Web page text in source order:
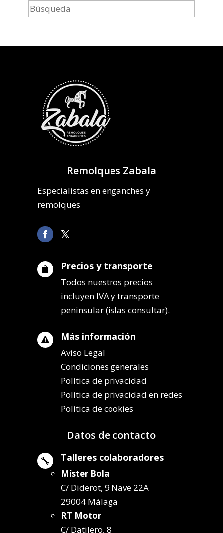
Remolques Zabala
Especialistas en enganches y
remolques
 Precios y transporte
Todos nuestros precios
incluyen IVA y transporte
peninsular (islas consultar).
 Más información
Aviso Legal
Condiciones generales
Política de privacidad
Política de privacidad en redes
Política de cookies
Datos de contacto
 Talleres colaboradores
Míster Bola
C/ Diderot, 9 Nave 22A
29004 Málaga
RT Motor
C/ Datilero, 8